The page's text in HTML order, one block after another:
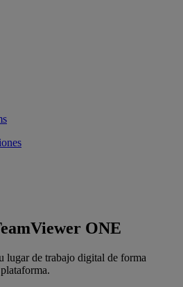
ONE
lugar de trabajo digital de forma